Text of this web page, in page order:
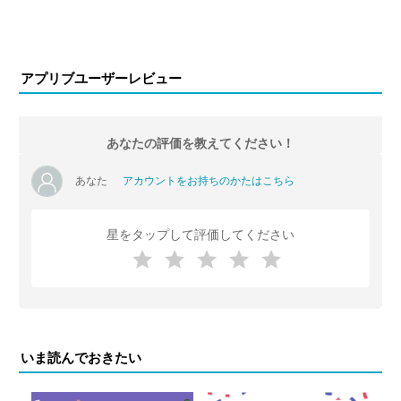
アプリブユーザーレビュー
あなたの評価を教えてください！
あなた アカウントをお持ちのかたはこちら
星をタップして評価してください
いま読んでおきたい